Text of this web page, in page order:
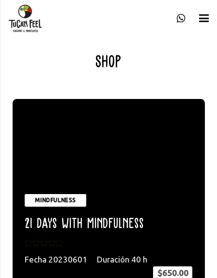
Shop
MINDFULNESS
21 Days with Mindfulness
Fecha 20230601 Duración 40 h
$650.00